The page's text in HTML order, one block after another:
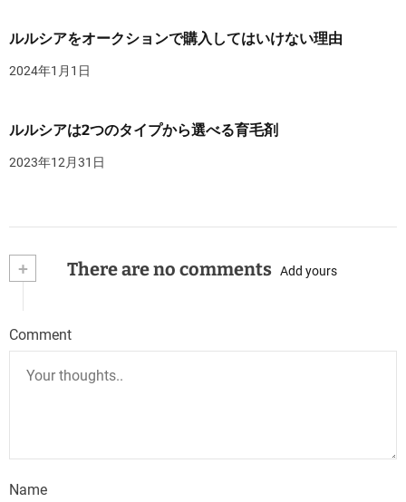
ルルシアをオークションで購入してはいけない理由
2024年1月1日
ルルシアは2つのタイプから選べる育毛剤
2023年12月31日
+ There are no comments Add yours
Comment
Name